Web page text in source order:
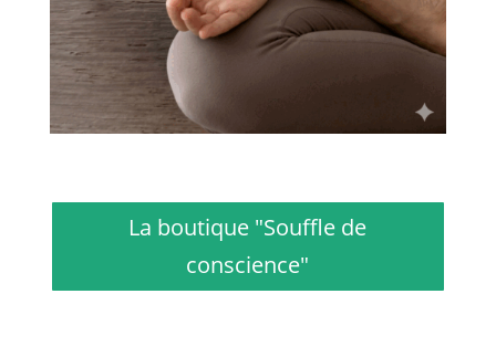
La boutique "Souffle de
conscience"